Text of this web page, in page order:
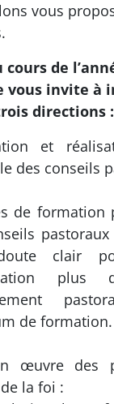
vous
cours de
vous invite à
directions :
et
des conseils
de formation
clair
plus
de formation.
œuvre des
de la foi :